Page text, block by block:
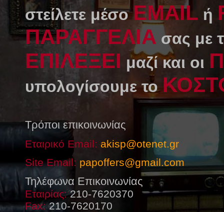
στείλετε μέσοEMAIL ή
ΠΑΡΑΓΓΕΛΙΑ σας με
ΕΠΙΛΕΞΕΙ μαζί και οι
υπολογίσουμε το
Τρόποι επικοινωνίας
Εταιρικό Email: akisp@otenet.gr
Site Email: papoffers@gmail.com
Τηλέφωνα Επικοινωνίας
Εταιρίας:210-7620370
Fax:210-7620170